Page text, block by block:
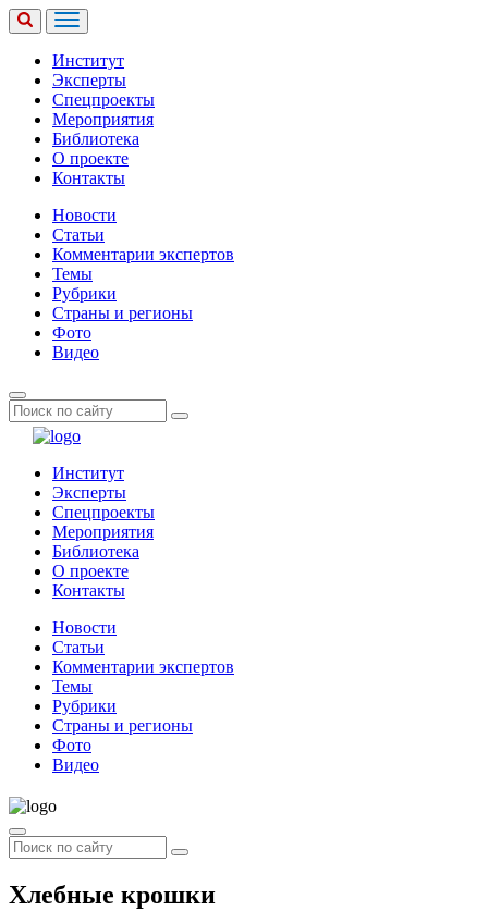
Институт
Эксперты
Спецпроекты
Мероприятия
Библиотека
О проекте
Контакты
Новости
Статьи
Комментарии экспертов
Темы
Рубрики
Страны и регионы
Фото
Видео
Институт
Эксперты
Спецпроекты
Мероприятия
Библиотека
О проекте
Контакты
Новости
Статьи
Комментарии экспертов
Темы
Рубрики
Страны и регионы
Фото
Видео
Хлебные крошки